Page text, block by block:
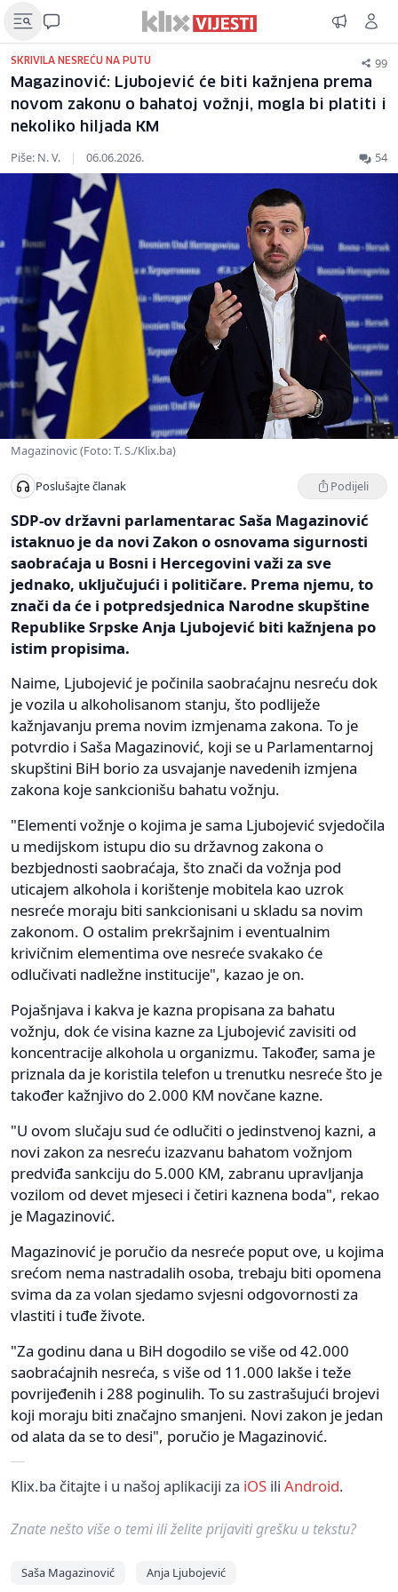
SKRIVILA NESREĆU NA PUTU 99
Magazinović: Ljubojević će biti kažnjena prema
novom zakonu o bahatoj vožnji, mogla bi platiti i
nekoliko hiljada KM
Piše: N. V. | 06.06.2026. 54
Magazinovic (Foto: T. S./Klix.ba)
Poslušajte članak Podijeli
SDP-ov državni parlamentarac Saša Magazinović
istaknuo je da novi Zakon o osnovama sigurnosti
saobraćaja u Bosni i Hercegovini važi za sve
jednako, uključujući i političare. Prema njemu, to
znači da će i potpredsjednica Narodne skupštine
Republike Srpske Anja Ljubojević biti kažnjena po
istim propisima.
Naime, Ljubojević je počinila saobraćajnu nesreću dok
je vozila u alkoholisanom stanju, što podliježe
kažnjavanju prema novim izmjenama zakona. To je
potvrdio i Saša Magazinović, koji se u Parlamentarnoj
skupštini BiH borio za usvajanje navedenih izmjena
zakona koje sankcionišu bahatu vožnju.
"Elementi vožnje o kojima je sama Ljubojević svjedočila
u medijskom istupu dio su državnog zakona o
bezbjednosti saobraćaja, što znači da vožnja pod
uticajem alkohola i korištenje mobitela kao uzrok
nesreće moraju biti sankcionisani u skladu sa novim
zakonom. O ostalim prekršajnim i eventualnim
krivičnim elementima ove nesreće svakako će
odlučivati nadležne institucije", kazao je on.
Pojašnjava i kakva je kazna propisana za bahatu
vožnju, dok će visina kazne za Ljubojević zavisiti od
koncentracije alkohola u organizmu. Također, sama je
priznala da je koristila telefon u trenutku nesreće što je
također kažnjivo do 2.000 KM novčane kazne.
"U ovom slučaju sud će odlučiti o jedinstvenoj kazni, a
novi zakon za nesreću izazvanu bahatom vožnjom
predviđa sankciju do 5.000 KM, zabranu upravljanja
vozilom od devet mjeseci i četiri kaznena boda", rekao
je Magazinović.
Magazinović je poručio da nesreće poput ove, u kojima
srećom nema nastradalih osoba, trebaju biti opomena
svima da za volan sjedamo svjesni odgovornosti za
vlastiti i tuđe živote.
"Za godinu dana u BiH dogodilo se više od 42.000
saobraćajnih nesreća, s više od 11.000 lakše i teže
povrijeđenih i 288 poginulih. To su zastrašujući brojevi
koji moraju biti značajno smanjeni. Novi zakon je jedan
od alata da se to desi", poručio je Magazinović.
Klix.ba čitajte i u našoj aplikaciji za iOS ili Android.
Znate nešto više o temi ili želite prijaviti grešku u tekstu?
Saša Magazinović Anja Ljubojević